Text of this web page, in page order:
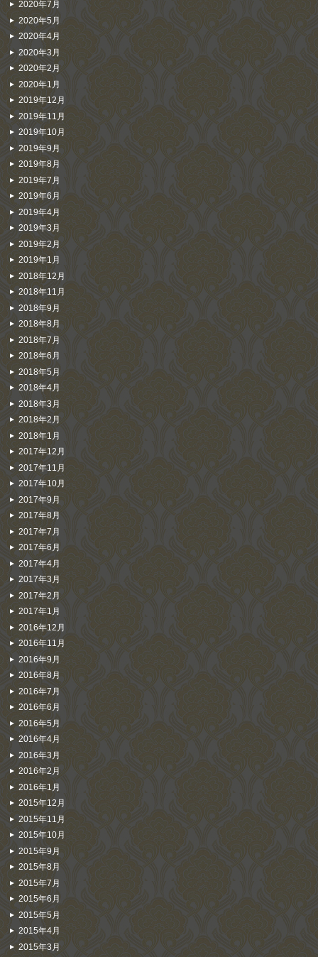
2020年7月
2020年5月
2020年4月
2020年3月
2020年2月
2020年1月
2019年12月
2019年11月
2019年10月
2019年9月
2019年8月
2019年7月
2019年6月
2019年4月
2019年3月
2019年2月
2019年1月
2018年12月
2018年11月
2018年9月
2018年8月
2018年7月
2018年6月
2018年5月
2018年4月
2018年3月
2018年2月
2018年1月
2017年12月
2017年11月
2017年10月
2017年9月
2017年8月
2017年7月
2017年6月
2017年4月
2017年3月
2017年2月
2017年1月
2016年12月
2016年11月
2016年9月
2016年8月
2016年7月
2016年6月
2016年5月
2016年4月
2016年3月
2016年2月
2016年1月
2015年12月
2015年11月
2015年10月
2015年9月
2015年8月
2015年7月
2015年6月
2015年5月
2015年4月
2015年3月